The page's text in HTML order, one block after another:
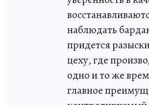
наблюдать
придется
цеху, где
одно и то же
главное